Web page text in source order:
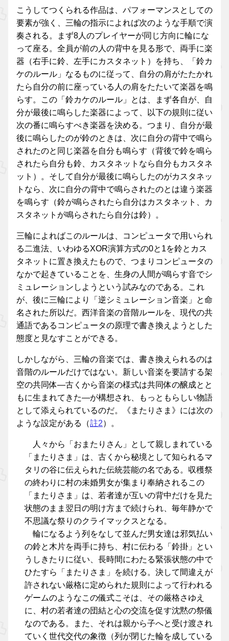
こうしてつくられる作品は、パフォーマンスとしての
要素が強く、三輪の指示によれば次のような手順で演
奏される。まず8人のプレイヤーが同じ方向に輪にな
って座る。全員が前の人の背中を見る形で、両手に楽
器（右手に鈴、左手にカスタネット）を持ち、「鈴カ
ケのルール」なるものに従って、自分の肩がたたかれ
たら自分の前に座っている人の肩をたたいて楽器を鳴
らす。この「鈴カケのルール」とは、まず各自が、自
分が最後に鳴らした楽器によって、以下の規則に従い
次の番に鳴らすべき楽器を決める。つまり、自分が最
後に鳴らしたのが鈴のときは、次に自分の背中で鳴ら
されたのと同じ楽器を自分も鳴らす（背後で鈴を鳴ら
されたら自分も鈴、カスタネットなら自分もカスタネ
ット）。そして自分が最後に鳴らしたのがカスタネッ
トなら、次に自分の背中で鳴らされたのとは違う楽器
を鳴らす（鈴が鳴らされたら自分はカスタネット、カ
スタネットが鳴らされたら自分は鈴）。
三輪によればこのルールは、コンピュータで用いられ
る二進法、いわゆるXOR演算方式の0と1を鈴とカス
タネットに置き換えたもので、つまりコンピュータの
なかで起きていることを、生身の人間が鳴らす音でシ
ミュレーションしようという試みなのである。これ
が、後に三輪により「逆シミュレーション音楽」と命
名された所以だ。西洋音楽の音階ルールを、現代の共
通語であるコンピュータの原理で書き換えようとした
態度と見なすことができる。
しかしながら、三輪の音楽では、書き換えられるのは
音階のルールだけではない。新しい音楽を要請する架
空の共同体—古くから音楽の様式は共同体の醸成とと
もに生まれてきた—が構想され、もっともらしい物語
として添えられているのだ。《またりさま》には次の
ような設定がある（註2）。
人々から「おまたりさん」として親しまれている
「またりさま」は、古くから秘境として知られるマ
タリの谷に伝えられた伝統芸能の名である。収穫祭
の終わりに村の未婚男女が集まり奉納されるこの
「またりさま」は、若者達が互いの背中だけを見た
状態のまま翌日の明け方まで続けられ、毎年静かで
不思議な祭りのクライマックスとなる。
輪になるよう列をなして並んだ男女達は邪気払い
の鈴と木片を両手に持ち、村に伝わる「鈴掛」とい
うしきたりに従い、長時間にわたる緊張状態の中で
ひたすら「またりさま」を続ける。決して間違えが
許されない厳格に定められた規則によって行われる
ゲームのようなこの儀式こそは、その厳格さゆえ
に、村の若者達の団結と心の交流を促す沈黙の祭儀
なのである。また、それは親から子へと受け渡され
ていく世代交代の象徴（列が閉じた輪を成している